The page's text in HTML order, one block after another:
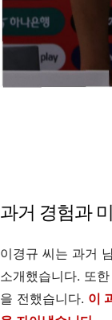
과거 경험과
이경규 씨는 과거
소개했습니다. 또
을 전했습니다. 이